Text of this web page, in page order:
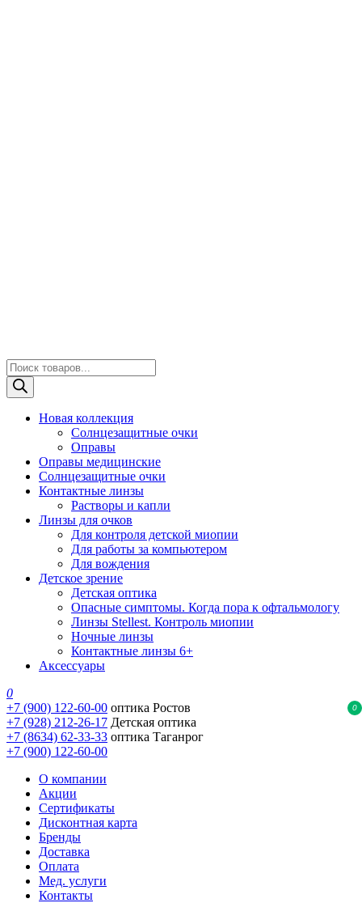
Поиск
товаров
Новая коллекция
Солнцезащитные очки
Оправы
Оправы медицинские
Солнцезащитные очки
Контактные линзы
Растворы и капли
Линзы для очков
Для контроля детской миопии
Для работы за компьютером
Для вождения
Детское зрение
Детская оптика
Опасные симптомы. Когда пора к офтальмологу
Линзы Stellest. Контроль миопии
Ночные линзы
Контактные линзы 6+
Аксессуары
0
0
+7 (900) 122-60-00 оптика Ростов
+7 (928) 212-26-17 Детская оптика
+7 (8634) 62-33-33 оптика Таганрог
+7 (900) 122-60-00
О компании
Акции
Сертификаты
Дисконтная карта
Бренды
Доставка
Оплата
Мед. услуги
Контакты